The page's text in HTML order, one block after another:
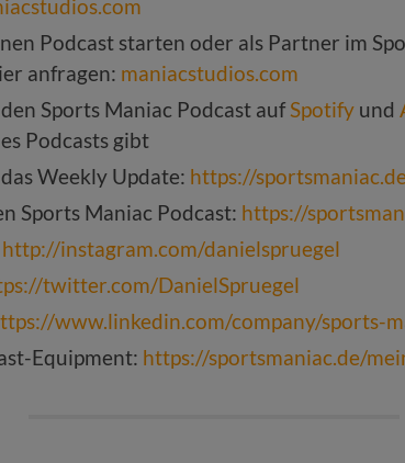
Podcast starten oder als Partner im
anfragen: maniacstudios.com
Sports Maniac Podcast aufSpotify und
Podcasts gibt
Weekly Update: https://
Sports Maniac Podcast: https://
http://instagram.com/danielspruegel
twitter.com/DanielSpruegel
www.linkedin.com/company/sports-
Equipment: https://sportsmaniac.de/